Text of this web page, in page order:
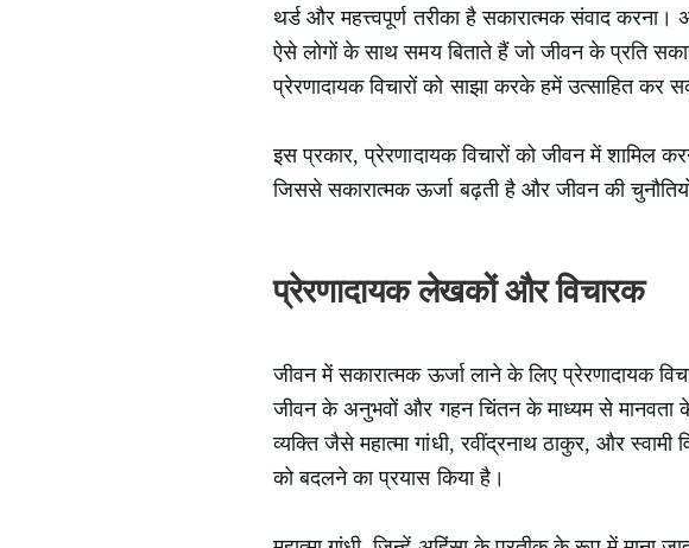
थर्ड और महत्त्वपूर्ण तरीका है सकारात्मक संवाद
ऐसे लोगों के साथ समय बिताते हैं जो जीवन के प्रति
प्रेरणादायक विचारों को साझा करके हमें उत्साहित
इस प्रकार, प्रेरणादायक विचारों को जीवन में शामिल
जिससे सकारात्मक ऊर्जा बढ़ती है और जीवन की
प्रेरणादायक लेखकों और विचारक
जीवन में सकारात्मक ऊर्जा लाने के लिए प्रेरणादायक
जीवन के अनुभवों और गहन चिंतन के माध्यम से मानवता
व्यक्ति जैसे महात्मा गांधी, रवींद्रनाथ ठाकुर, और
को बदलने का प्रयास किया है।